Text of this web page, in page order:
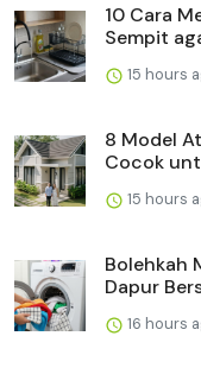
10 Cara
Sempit
15 hours
8 Model
Cocok
15 hours
Bolehkah
Dapur
16 hours